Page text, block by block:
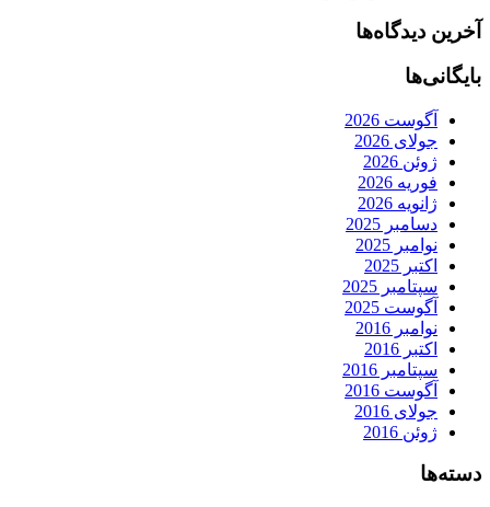
آخرین دیدگاه‌ها
بایگانی‌ها
آگوست 2026
جولای 2026
ژوئن 2026
فوریه 2026
ژانویه 2026
دسامبر 2025
نوامبر 2025
اکتبر 2025
سپتامبر 2025
آگوست 2025
نوامبر 2016
اکتبر 2016
سپتامبر 2016
آگوست 2016
جولای 2016
ژوئن 2016
دسته‌ها